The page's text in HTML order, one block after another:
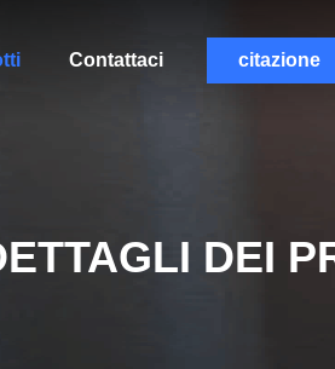
Contattaci citazione
DEI